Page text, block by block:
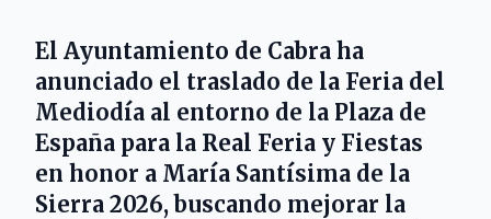
El Ayuntamiento de Cabra ha
anunciado el traslado de la Feria del
Mediodía al entorno de la Plaza de
España para la Real Feria y Fiestas
en honor a María Santísima de la
Sierra 2026, buscando mejorar la